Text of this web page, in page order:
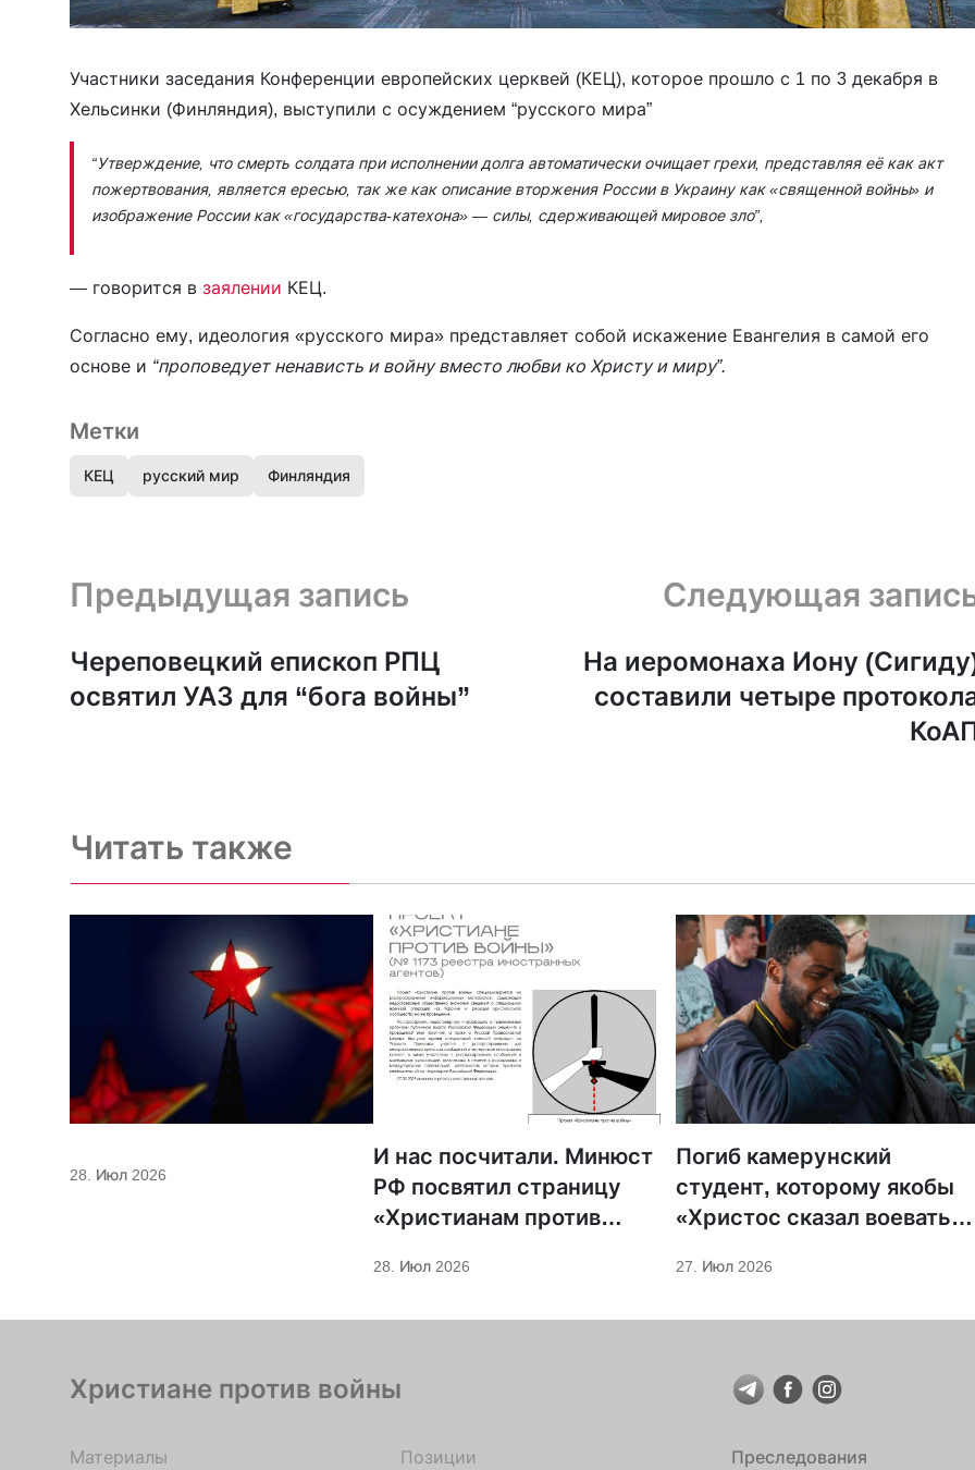
Участники заседания Конференции европейских церквей (КЕЦ), которое прошло с 1 по 3 декабря в
Хельсинки (Финляндия), выступили с осуждением “русского мира”
“Утверждение, что смерть солдата при исполнении долга автоматически очищает грехи, представляя её как акт
пожертвования, является ересью, так же как описание вторжения России в Украину как «священной войны» и
изображение России как «государства-катехона» — силы, сдерживающей мировое зло”,
— говорится в заялении КЕЦ.
Согласно ему, идеология «русского мира» представляет собой искажение Евангелия в самой его
основе и “проповедует ненависть и войну вместо любви ко Христу и миру”.
Метки
КЕЦ русский мир Финляндия
Предыдущая запись и следующая запись
Предыдущая запись
Череповецкий епископ РПЦ
освятил УАЗ для “бога войны”
Следующая
На иеромонаха Иону
составили четыре
Читать также
28. Июл 2026
И нас посчитали. Минюст
РФ посвятил страницу
«Христианам против
28. Июл 2026
Погиб камерунский
студент, которому якобы
«Христос сказал воевать
27. Июл 2026
Христиане против войны
Материалы Позиции Преследования